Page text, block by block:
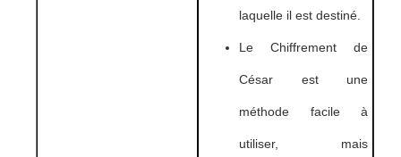
laquelle il est destiné.
Le Chiffrement de
César est une
méthode facile à
utiliser, mais